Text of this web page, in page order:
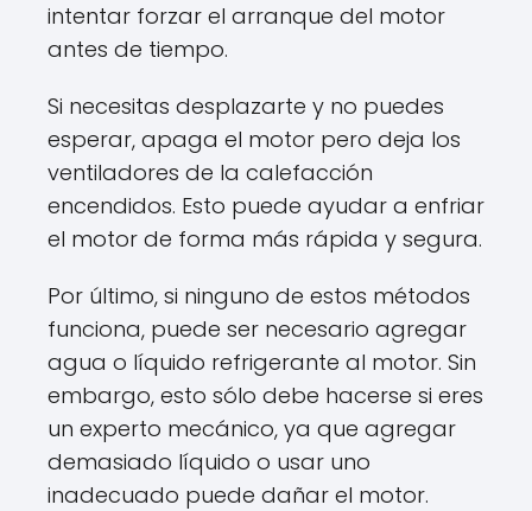
intentar forzar el arranque del motor
antes de tiempo.
Si necesitas desplazarte y no puedes
esperar, apaga el motor pero deja los
ventiladores de la calefacción
encendidos. Esto puede ayudar a enfriar
el motor de forma más rápida y segura.
Por último, si ninguno de estos métodos
funciona, puede ser necesario agregar
agua o líquido refrigerante al motor. Sin
embargo, esto sólo debe hacerse si eres
un experto mecánico, ya que agregar
demasiado líquido o usar uno
inadecuado puede dañar el motor.